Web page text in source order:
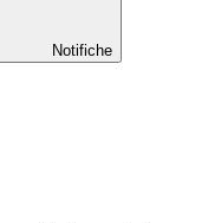
Notifiche